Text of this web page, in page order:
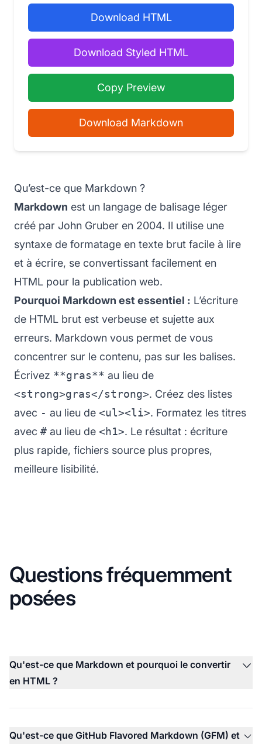
Download HTML
Download Styled HTML
Copy Preview
Download Markdown
Qu’est-ce que Markdown ?
Markdown est un langage de balisage léger
créé par John Gruber en 2004. Il utilise une
syntaxe de formatage en texte brut facile à lire
et à écrire, se convertissant facilement en
HTML pour la publication web.
Pourquoi Markdown est essentiel : L’écriture
de HTML brut est verbeuse et sujette aux
erreurs. Markdown vous permet de vous
concentrer sur le contenu, pas sur les balises.
Écrivez **gras** au lieu de
<strong>gras</strong>. Créez des listes
avec - au lieu de <ul><li>. Formatez les titres
avec # au lieu de <h1>. Le résultat : écriture
plus rapide, fichiers source plus propres,
meilleure lisibilité.
Questions fréquemment
posées
Qu'est-ce que Markdown et pourquoi le convertir
en HTML ?
Qu'est-ce que GitHub Flavored Markdown (GFM) et